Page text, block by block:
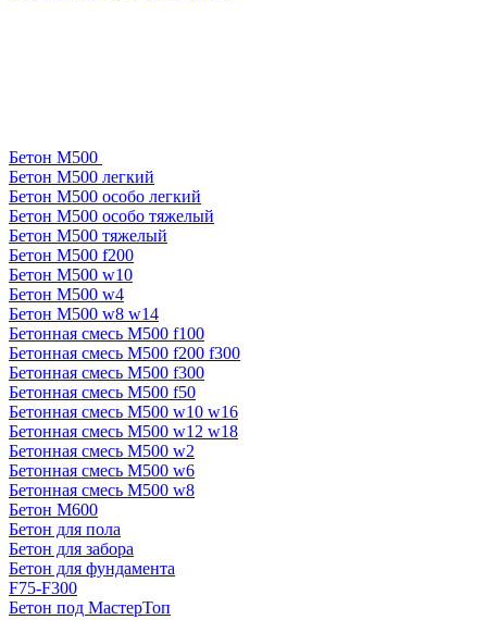
Бетон М500
Бетон М500 легкий
Бетон М500 особо легкий
Бетон М500 особо тяжелый
Бетон М500 тяжелый
Бетон М500 f200
Бетон М500 w10
Бетон М500 w4
Бетон М500 w8 w14
Бетонная смесь М500 f100
Бетонная смесь М500 f200 f300
Бетонная смесь М500 f300
Бетонная смесь М500 f50
Бетонная смесь М500 w10 w16
Бетонная смесь М500 w12 w18
Бетонная смесь М500 w2
Бетонная смесь М500 w6
Бетонная смесь М500 w8
Бетон М600
Бетон для пола
Бетон для забора
Бетон для фундамента
F75-F300
Бетон под МастерТоп